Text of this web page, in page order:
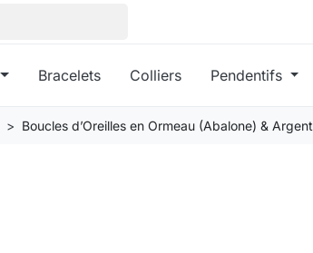
Bracelets Colliers Pendentifs
Boucles d’Oreilles en Ormeau (Abalone) & Argent